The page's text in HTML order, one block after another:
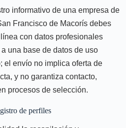
informativo de una empresa de
Francisco de Macorís debes
con datos profesionales
una base de datos de uso
el envío no implica oferta de
y no garantiza contacto,
procesos de selección.
de perfiles